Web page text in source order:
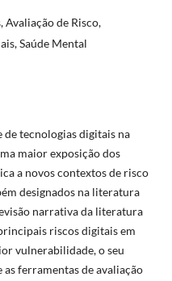
de Risco,
Saúde Mental
de tecnologias digitais na
maior exposição dos
a novos contextos de risco
designados na literatura
narrativa da literatura
riscos digitais em
vulnerabilidade, o seu
ferramentas de avaliação